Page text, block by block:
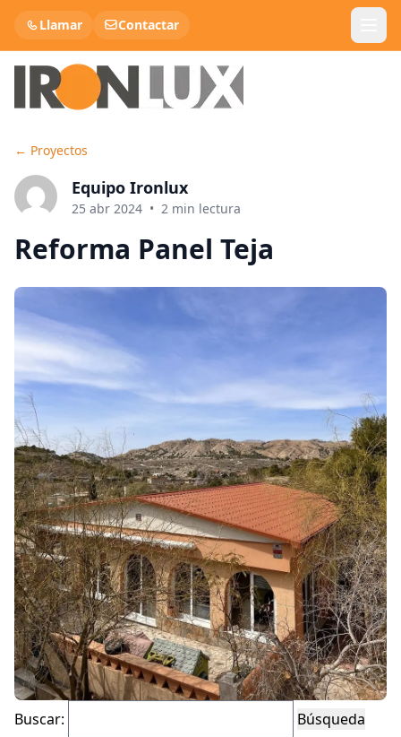
Llamar Contactar
Panel Sandwich Teja
Panel Cubierta
Panel Sandwich Fachada
Lana de roca
Chapa Metálica
Chapa Decorativa
Policarbonato
Accesorios
Blog
Proyectos
Instalaciones
← Proyectos
Equipo Ironlux
25 abr 2024 • 2 min lectura
Reforma Panel Teja
Buscar: